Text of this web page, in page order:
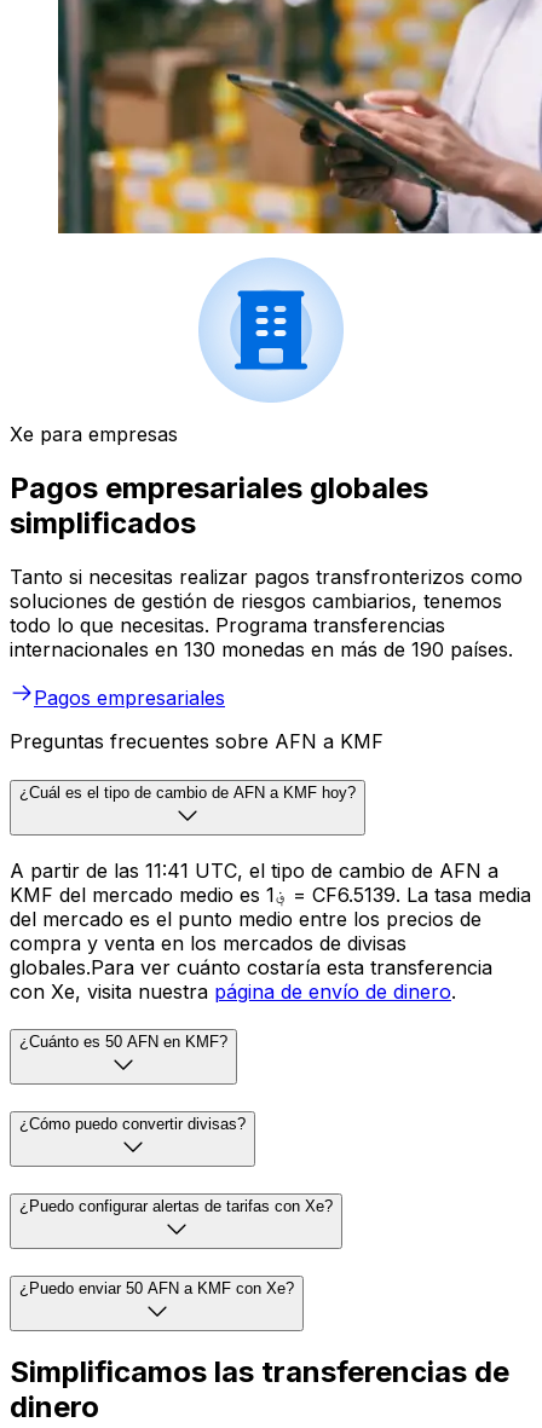
Xe para empresas
Pagos empresariales globales
simplificados
Tanto si necesitas realizar pagos transfronterizos como
soluciones de gestión de riesgos cambiarios, tenemos
todo lo que necesitas. Programa transferencias
internacionales en 130 monedas en más de 190 países.
Pagos empresariales
Preguntas frecuentes sobre AFN a KMF
¿Cuál es el tipo de cambio de AFN a KMF hoy?
A partir de las 11:41 UTC, el tipo de cambio de AFN a
KMF del mercado medio es ؋1 = CF6.5139. La tasa media
del mercado es el punto medio entre los precios de
compra y venta en los mercados de divisas
globales.Para ver cuánto costaría esta transferencia
con Xe, visita nuestra página de envío de dinero.
¿Cuánto es 50 AFN en KMF?
¿Cómo puedo convertir divisas?
¿Puedo configurar alertas de tarifas con Xe?
¿Puedo enviar 50 AFN a KMF con Xe?
Simplificamos las transferencias de
dinero